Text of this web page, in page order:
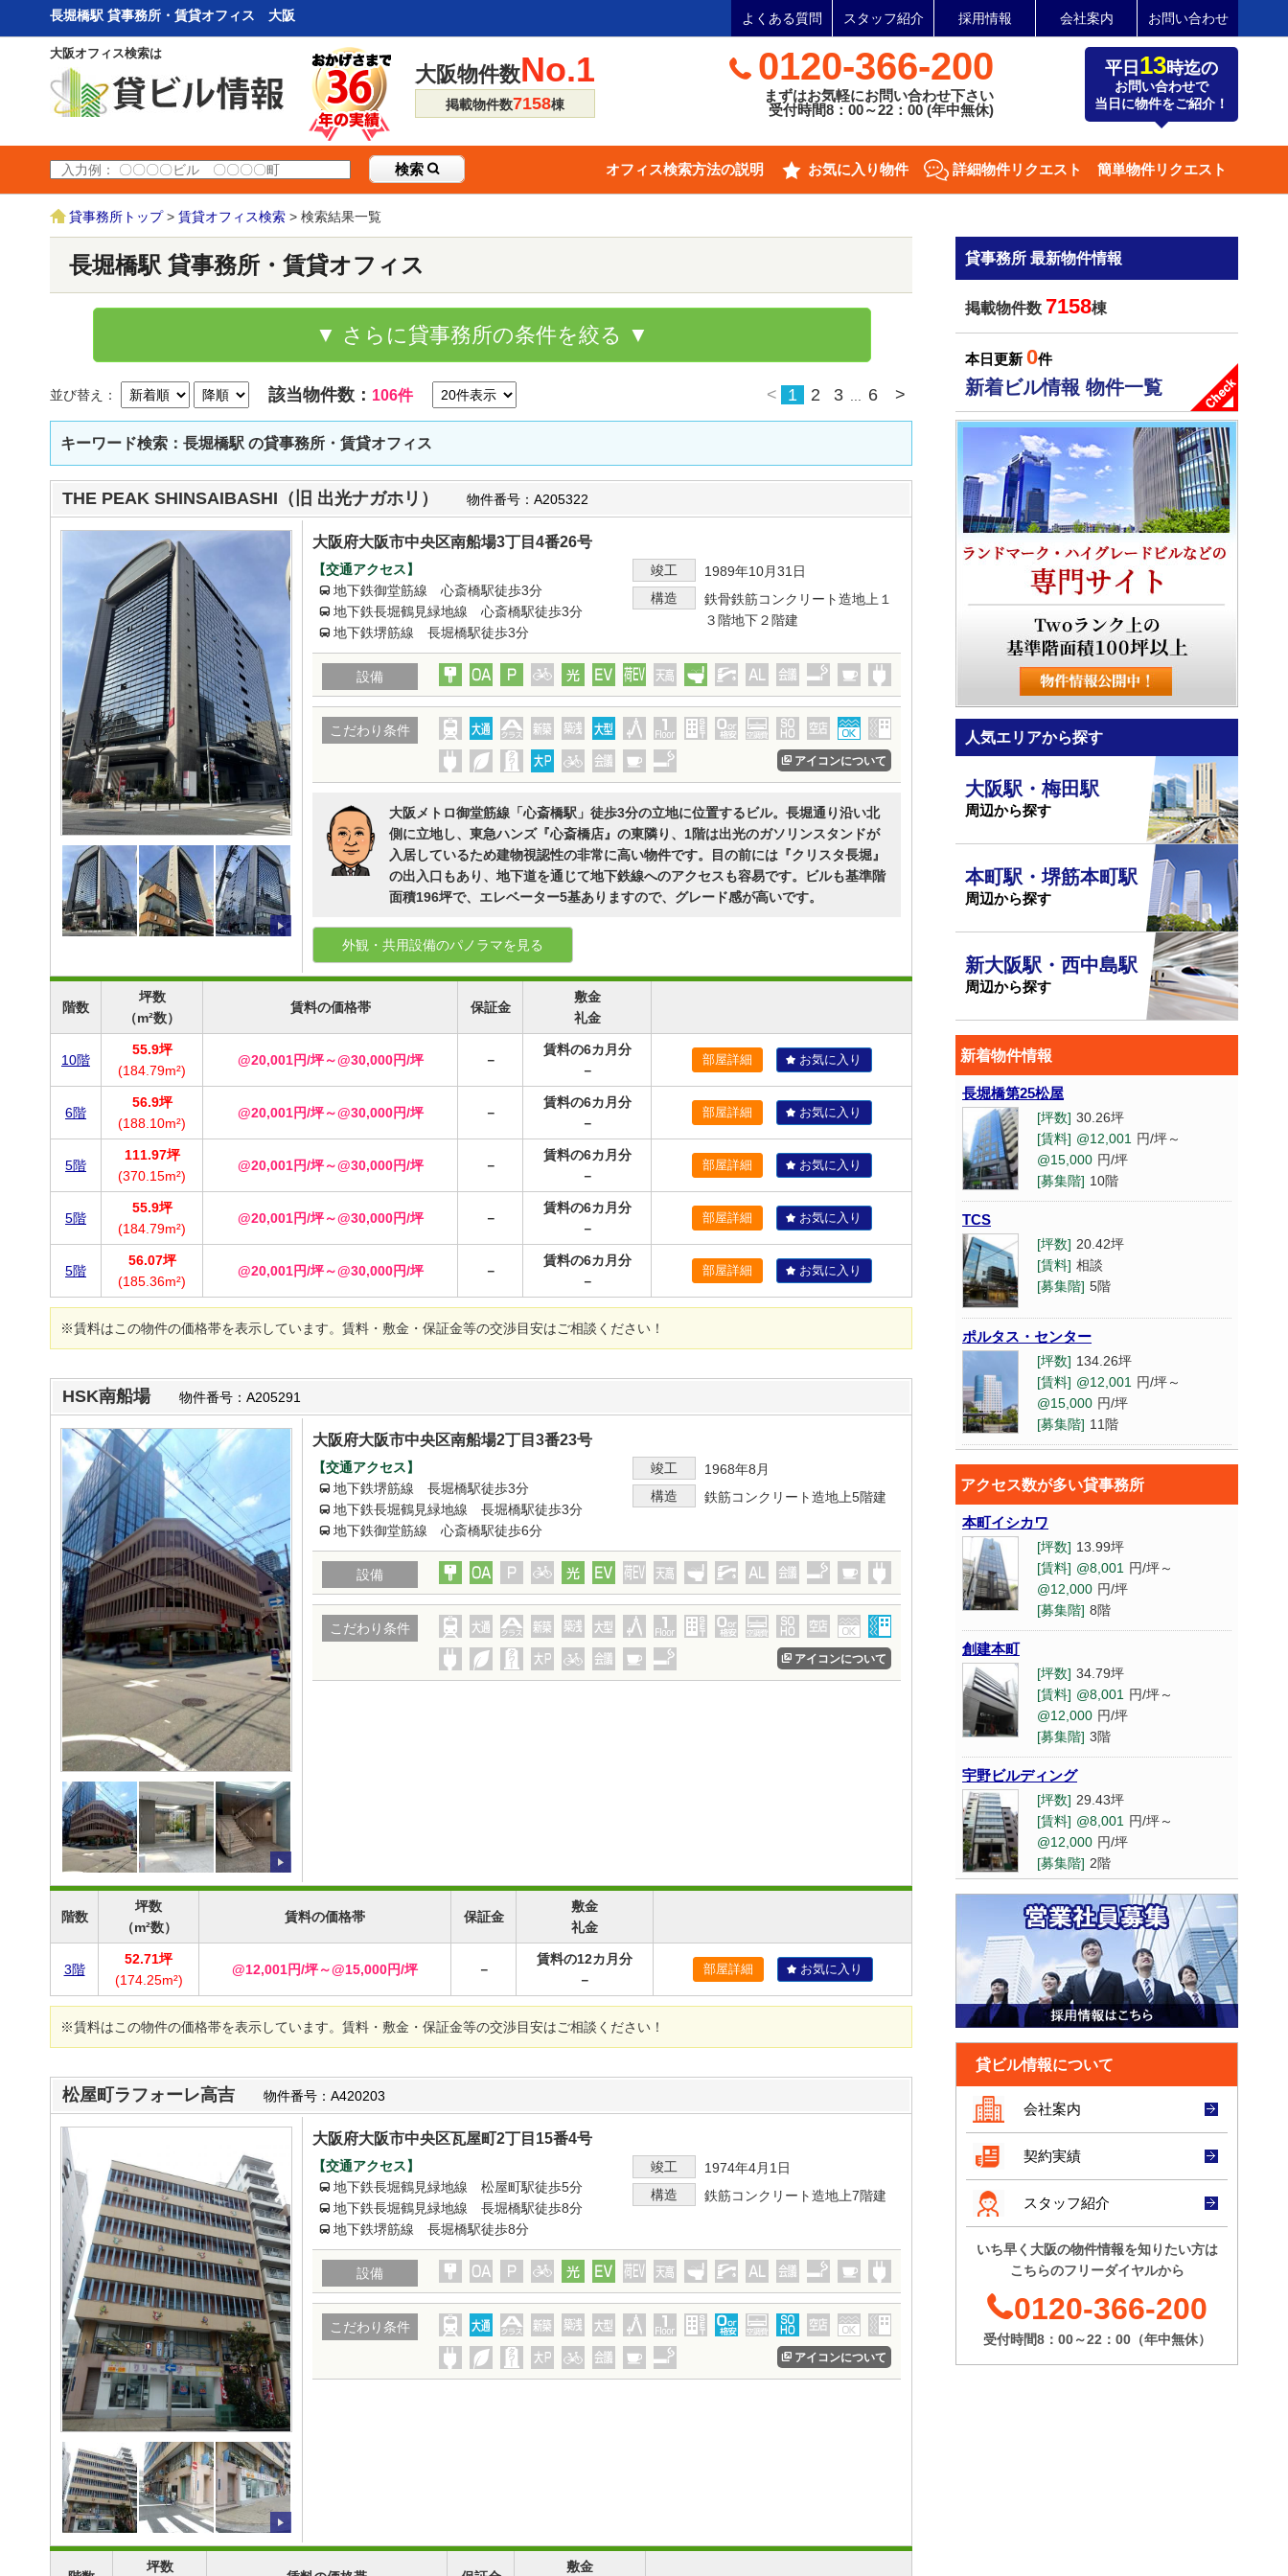
長堀橋駅 貸事務所・賃貸オフィス 大阪 よくある質問 スタッフ紹介 採用情報 会社案内 お問い合わせ
大阪オフィス検索は
大阪物件数No.1
掲載物件数7158棟
0120-366-200
まずはお気軽にお問い合わせ下さい
受付時間8：00～22：00 (年中無休)
平日 13時迄の
お問い合わせで
当日に物件をご紹介！
検索 オフィス検索方法の説明 お気に入り物件 詳細物件リクエスト 簡単物件リクエスト
貸事務所トップ> 賃貸オフィス検索 > 検索結果一覧
長堀橋駅 貸事務所・賃貸オフィス
▼ さらに貸事務所の条件を絞る ▼
並び替え： 該当物件数： 106件 < 1 2 3 6 >
キーワード検索：長堀橋駅 の貸事務所・賃貸オフィス
THE PEAK SHINSAIBASHI（旧 出光ナガホリ） 物件番号：A205322
大阪府大阪市中央区南船場3丁目4番26号
【交通アクセス】
地下鉄御堂筋線 心斎橋駅徒歩3分
地下鉄長堀鶴見緑地線 心斎橋駅徒歩3分
地下鉄堺筋線 長堀橋駅徒歩3分
竣工
1989年10月31日
構造
鉄骨鉄筋コンクリート造地上１
３階地下２階建
設備
こだわり条件
アイコンについて
大阪メトロ御堂筋線「心斎橋駅」徒歩3分の立地に位置するビル。長堀通り沿い北
側に立地し、東急ハンズ『心斎橋店』の東隣り、1階は出光のガソリンスタンドが
入居しているため建物視認性の非常に高い物件です。目の前には『クリスタ長堀』
の出入口もあり、地下道を通じて地下鉄線へのアクセスも容易です。ビルも基準階
面積196坪で、エレベーター5基ありますので、グレード感が高いです。
外観・共用設備のパノラマを見る
階数
坪数
（m²数）
賃料の価格帯 保証金
敷金
礼金
10階
55.9坪
(184.79m²)
@20,001円/坪～@30,000円/坪 －
賃料の6カ月分
－
部屋詳細 お気に入り
6階
56.9坪
(188.10m²)
@20,001円/坪～@30,000円/坪 －
賃料の6カ月分
－
部屋詳細 お気に入り
5階
111.97坪
(370.15m²)
@20,001円/坪～@30,000円/坪 －
賃料の6カ月分
－
部屋詳細 お気に入り
5階
55.9坪
(184.79m²)
@20,001円/坪～@30,000円/坪 －
賃料の6カ月分
－
部屋詳細 お気に入り
5階
56.07坪
(185.36m²)
@20,001円/坪～@30,000円/坪 －
賃料の6カ月分
－
部屋詳細 お気に入り
※賃料はこの物件の価格帯を表示しています。賃料・敷金・保証金等の交渉目安はご相談ください！
HSK南船場 物件番号：A205291
大阪府大阪市中央区南船場2丁目3番23号
【交通アクセス】
地下鉄堺筋線 長堀橋駅徒歩3分
地下鉄長堀鶴見緑地線 長堀橋駅徒歩3分
地下鉄御堂筋線 心斎橋駅徒歩6分
竣工
1968年8月
構造
鉄筋コンクリート造地上5階建
設備
こだわり条件
アイコンについて
階数
坪数
（m²数）
賃料の価格帯 保証金
敷金
礼金
3階
52.71坪
(174.25m²)
@12,001円/坪～@15,000円/坪 －
賃料の12カ月分
－
部屋詳細 お気に入り
※賃料はこの物件の価格帯を表示しています。賃料・敷金・保証金等の交渉目安はご相談ください！
松屋町ラフォーレ高吉 物件番号：A420203
大阪府大阪市中央区瓦屋町2丁目15番4号
【交通アクセス】
地下鉄長堀鶴見緑地線 松屋町駅徒歩5分
地下鉄長堀鶴見緑地線 長堀橋駅徒歩8分
地下鉄堺筋線 長堀橋駅徒歩8分
竣工
1974年4月1日
構造
鉄筋コンクリート造地上7階建
設備
こだわり条件
アイコンについて
坪数
敷金
貸事務所 最新物件情報
掲載物件数 7158棟
本日更新 0件
新着ビル情報 物件一覧
人気エリアから探す
大阪駅・梅田駅
周辺から探す
本町駅・堺筋本町駅
周辺から探す
新大阪駅・西中島駅
周辺から探す
新着物件情報
長堀橋第25松屋
[坪数] 30.26坪
[賃料] @12,001 円/坪～
@15,000 円/坪
[募集階] 10階
TCS
[坪数] 20.42坪
[賃料] 相談
[募集階] 5階
ポルタス・センター
[坪数] 134.26坪
[賃料] @12,001 円/坪～
@15,000 円/坪
[募集階] 11階
北浜センター
[坪数] 82坪
[賃料] @12,001 円/坪～
@15,000
[募集階] 2階
堺筋本町センター
[坪数] 25.56坪
[賃料] @15,001 円/坪～
[募集階] 13階
新大阪第一生命
[坪数] 28.95坪
[賃料] 相談
[募集階]
福島サンアール11号館
[坪数] 19.28坪
[賃料] @8,001 円/坪～
@12,000 円/坪
[募集階] 3階
SYNASIA本町（旧FDS大阪本町）
[坪数] 145.65坪
[賃料] 相談
[募集階] 4階
JRWD梅新（旧FRONTIER梅新）
[坪数]
[賃料] @20,001
[募集階]
三洋
[坪数] 24.35坪
[賃料] @8,001 円/坪～
@12,000 円/坪
アクセス数が多い貸事務所
本町イシカワ
[坪数] 13.99坪
[賃料] @8,001 円/坪～
@12,000 円/坪
[募集階] 8階
創建本町
[坪数] 34.79坪
[賃料] @8,001 円/坪～
@12,000 円/坪
[募集階] 3階
宇野ビルディング
[坪数] 29.43坪
[賃料] @8,001 円/坪～
@12,000 円/坪
[募集階] 2階
グラスコート南船場
[坪数] 8.1坪
相談
[募集階] 6階
なんば池田
[坪数] 83.82坪
[賃料] @15,001
@20,000 円/坪
[募集階]
吉川産業
円/坪
[募集階] 2階
Tria心斎橋(旧NK）
[坪数] 11.32坪
[賃料] @8,001 円/坪～
@12,000 円/坪
貸ビル情報について
会社案内
契約実績
スタッフ紹介
いち早く大阪の物件情報を知りたい方は
こちらのフリーダイヤルから
0120-366-200
受付時間8：00～22：00（年中無休）